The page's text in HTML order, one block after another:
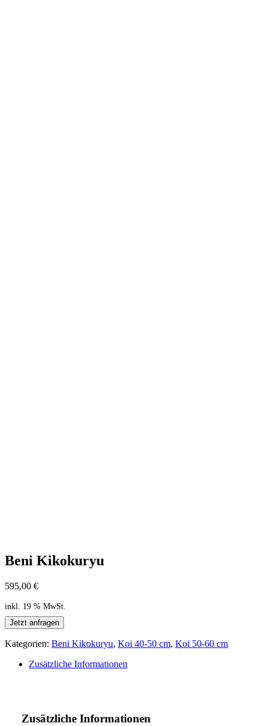
Beni Kikokuryu
595,00 €
inkl. 19 % MwSt.
Jetzt anfragen
Kategorien: Beni Kikokuryu, Koi 40-50 cm, Koi 50-60 cm
Zusätzliche Informationen
Zusätzliche Informationen